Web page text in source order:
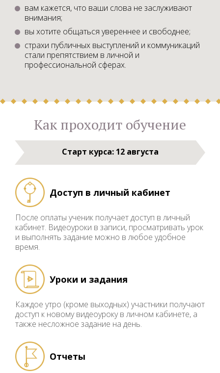
вам кажется, что ваши слова не заслуживают
внимания;
вы хотите общаться увереннее и свободнее;
страхи публичных выступлений и коммуникаций
стали препятствием в личной и
профессиональной сферах.
Как проходит обучение
Старт курса: 12 августа
Доступ в личный кабинет
После оплаты ученик получает доступ в личный
кабинет. Видеоуроки в записи, просматривать урок
и выполнять задание можно в любое удобное
время.
Уроки и задания
Каждое утро (кроме выходных) участники получают
доступ к новому видеоуроку в личном кабинете, а
также несложное задание на день.
Отчеты